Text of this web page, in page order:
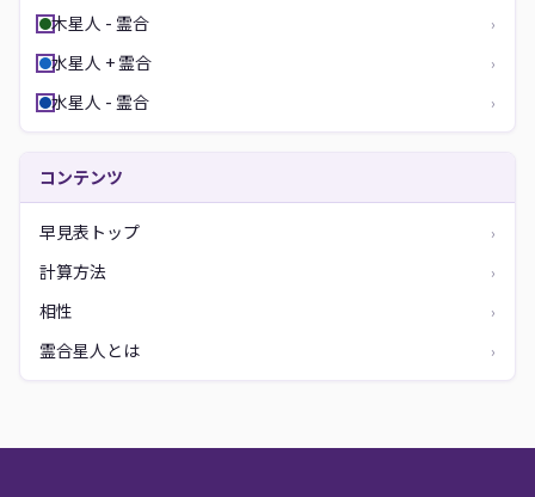
木星人 - 霊合 ›
水星人 + 霊合 ›
水星人 - 霊合 ›
コンテンツ
早見表トップ ›
計算方法 ›
相性 ›
霊合星人とは ›